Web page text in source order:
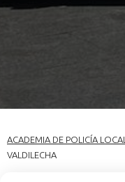
ACADEMIA DE POLICÍA LOCAL
VALDILECHA